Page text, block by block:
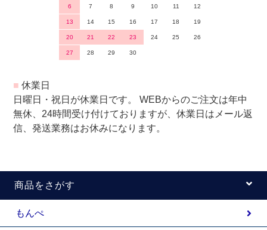
6 7 8 9 10 11 12
13 14 15 16 17 18 19
20 21 22 23 24 25 26
27 28 29 30
■ 休業日
日曜日・祝日が休業日です。 WEBからのご注文は年中
無休、24時間受け付けておりますが、休業日はメール返
信、発送業務はお休みになります。
商品をさがす
もんぺ